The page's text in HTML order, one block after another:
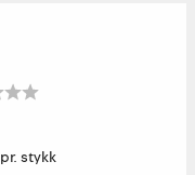
pr. stykk